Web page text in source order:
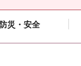
防災・安全